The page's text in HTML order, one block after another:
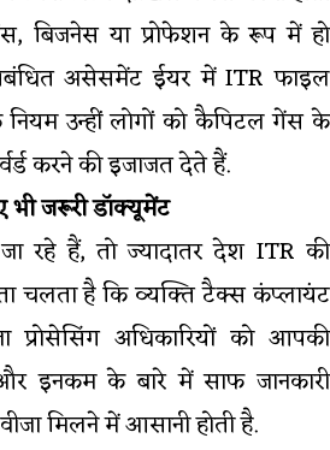
बिजनेस या प्रोफेशन के रूप में हो
असेसमेंट ईयर में ITR फाइल
उन्हीं लोगों को कैपिटल गेंस के
करने की इजाजत देते हैं.
भी जरूरी डॉक्यूमेंट
रहे हैं, तो ज्यादातर देश ITR की
चलता है कि व्यक्ति टैक्स कंप्लायंट
अधिकारियों को आपकी
और इनकम के बारे में साफ जानकारी
मिलने में आसानी होती है.